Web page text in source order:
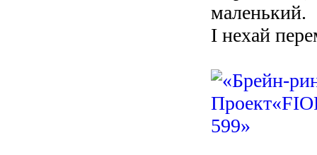
маленький.
І нехай